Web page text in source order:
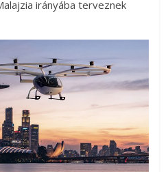
irányába terveznek